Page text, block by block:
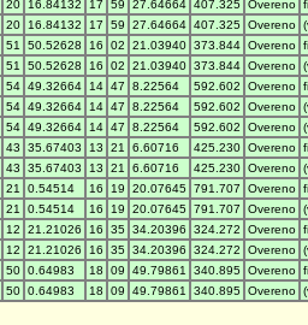
20 16.84132 17 59 27.64664 407.325 Overeno
20 16.84132 17 59 27.64664 407.325 Overeno
51 50.52628 16 02 21.03940 373.844 Overeno
51 50.52628 16 02 21.03940 373.844 Overeno
54 49.32664 14 47 8.22564 592.602 Overeno
54 49.32664 14 47 8.22564 592.602 Overeno
54 49.32664 14 47 8.22564 592.602 Overeno
43 35.67403 13 21 6.60716 425.230 Overeno
43 35.67403 13 21 6.60716 425.230 Overeno
21 0.54514 16 19 20.07645 791.707 Overeno
21 0.54514 16 19 20.07645 791.707 Overeno
12 21.21026 16 35 34.20396 324.272 Overeno
12 21.21026 16 35 34.20396 324.272 Overeno
50 0.64983 18 09 49.79861 340.895 Overeno
50 0.64983 18 09 49.79861 340.895 Overeno